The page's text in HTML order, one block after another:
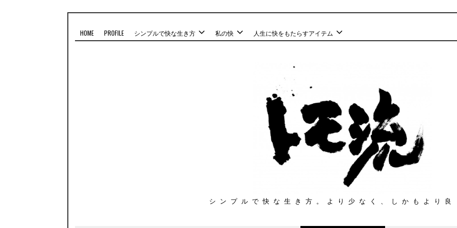
HOME PROFILE シンプルで快な生き方 私の快 人生に快をもたらすアイテム
シンプルで快な生き方。より少なく、しかもより良